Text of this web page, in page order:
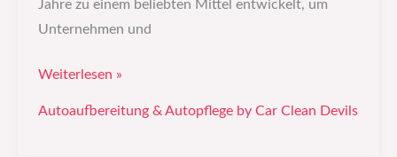
Jahre zu einem beliebten Mittel entwickelt, um
Unternehmen und
Weiterlesen »
Autoaufbereitung & Autopflege by Car Clean Devils